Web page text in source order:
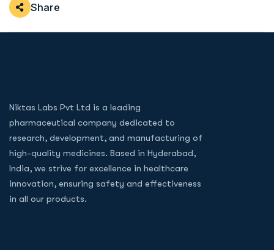
Share
Niktas Labs Pvt Ltd is a leading
pharmaceutical company dedicated to
research, development, and manufacturing of
high-quality medicines. Based in Hyderabad,
India, we strive for excellence in healthcare
innovation, ensuring safety and effectiveness
in all our products.